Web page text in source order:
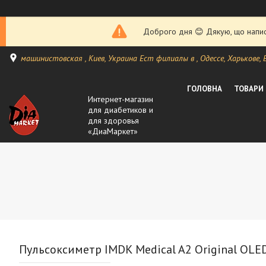
Доброго дня 😊 Дякую, що
машинистовская , Киев, Украина Ест филиалы в , Одессе, Харькове,
Интернет-магазин
для диабетиков и
для здоровья
«ДиаМаркет»
ГОЛОВНА ТОВАРИ
Пульсоксиметр IMDK Medical A2 Original